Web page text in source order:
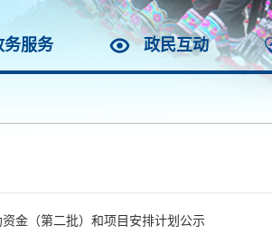
务服务 政民互动
金（第二批）和项目安排计划公示